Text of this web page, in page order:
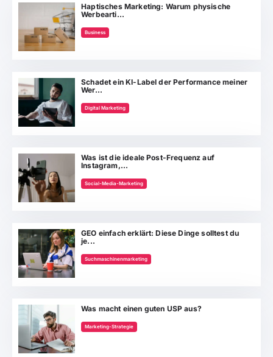
Haptisches Marketing: Warum physische
Werbearti...
Business
Schadet ein KI-Label der Performance meiner
Wer...
Digital Marketing
Was ist die ideale Post-Frequenz auf
Instagram,...
Social-Media-Marketing
GEO einfach erklärt: Diese Dinge solltest du
je...
Suchmaschinenmarketing
Was macht einen guten USP aus?
Marketing-Strategie